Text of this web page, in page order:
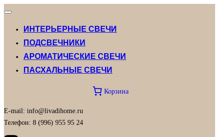
Переключатель
ИНТЕРЬЕРНЫЕ СВЕЧИ
ПОДСВЕЧНИКИ
АРОМАТИЧЕСКИЕ СВЕЧИ
ПАСХАЛЬНЫЕ СВЕЧИ
Корзина
E-mail: info@livadihome.ru
Телефон: 8 (996) 955 95 24